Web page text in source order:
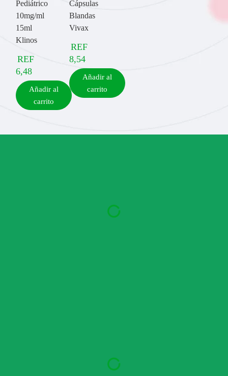
Pediátrico
10mg/ml
15ml
Klinos
REF
6,48
Añadir al
carrito
Cápsulas
Blandas
Vivax
REF
8,54
Añadir al
carrito